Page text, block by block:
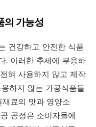
의 가능성
건강하고 안전한 식품
. 이러한 추세에 부응하
혀 사용하지 않고 제작
하지 않는 가공식품들
료의 맛과 영양소
공정은 소비자들에